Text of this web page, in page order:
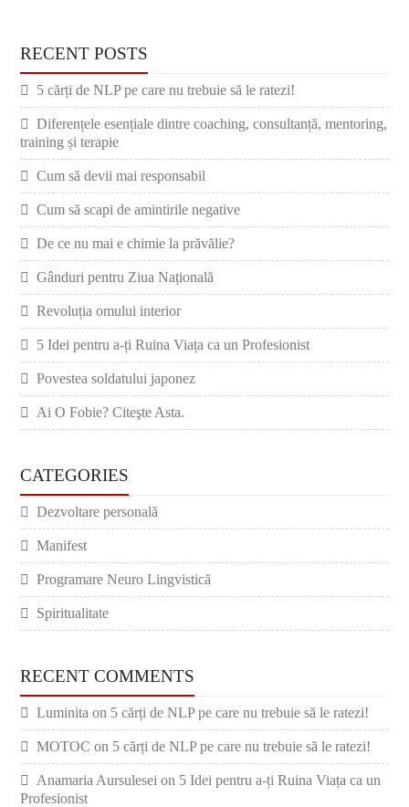
RECENT POSTS
5 cărți de NLP pe care nu trebuie să le ratezi!
Diferențele esențiale dintre coaching, consultanță, mentoring,
training și terapie
Cum să devii mai responsabil
Cum să scapi de amintirile negative
De ce nu mai e chimie la prăvălie?
Gânduri pentru Ziua Națională
Revoluția omului interior
5 Idei pentru a-ți Ruina Viața ca un Profesionist
Povestea soldatului japonez
Ai O Fobie? Citeşte Asta.
CATEGORIES
Dezvoltare personală
Manifest
Programare Neuro Lingvistică
Spiritualitate
RECENT COMMENTS
Luminita on 5 cărți de NLP pe care nu trebuie să le ratezi!
MOTOC on 5 cărți de NLP pe care nu trebuie să le ratezi!
Anamaria Aursulesei on 5 Idei pentru a-ți Ruina Viața ca un
Profesionist